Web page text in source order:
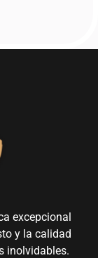
excepcional
y la calidad
inolvidables.